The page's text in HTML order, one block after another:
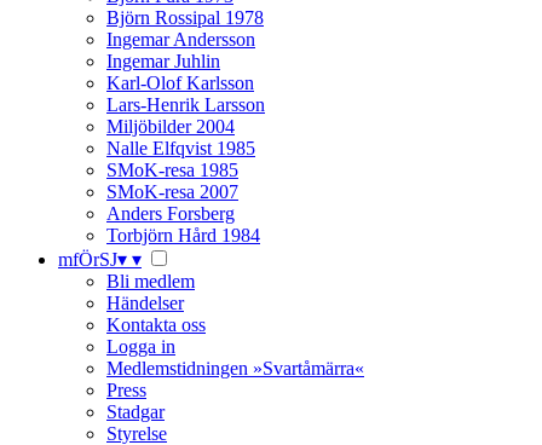
Björn Rossipal 1978
Ingemar Andersson
Ingemar Juhlin
Karl-Olof Karlsson
Lars-Henrik Larsson
Miljöbilder 2004
Nalle Elfqvist 1985
SMoK-resa 1985
SMoK-resa 2007
Anders Forsberg
Torbjörn Hård 1984
mfÖrSJ▾ ▾
Bli medlem
Händelser
Kontakta oss
Logga in
Medlemstidningen »Svartåmärra«
Press
Stadgar
Styrelse